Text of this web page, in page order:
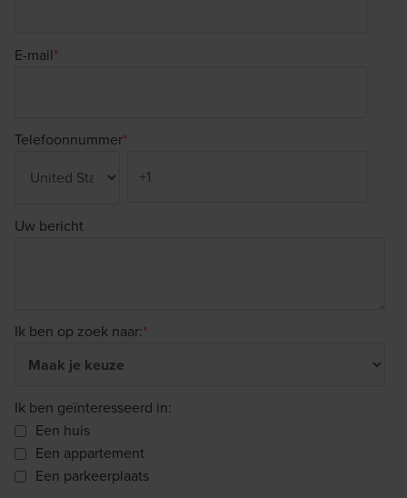
E-mail*
Telefoonnummer*
Uw bericht
Ik ben op zoek naar:*
Ik ben geïnteresseerd in:
Een huis
Een appartement
Een parkeerplaats